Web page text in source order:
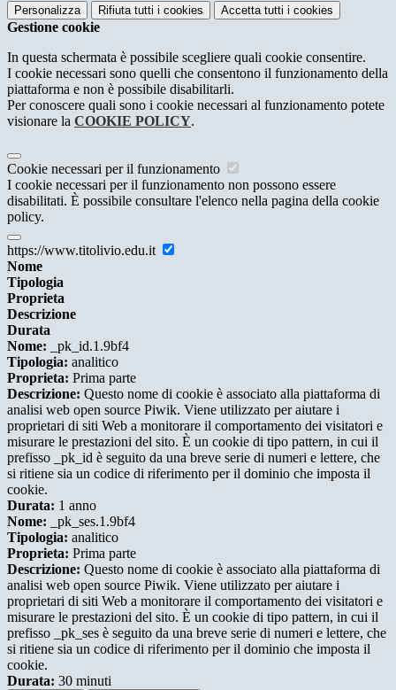
Personalizza Rifiuta tutti i cookies Accetta tutti i cookies
Gestione cookie
In questa schermata è possibile scegliere quali cookie consentire.
I cookie necessari sono quelli che consentono il funzionamento della
piattaforma e non è possibile disabilitarli.
Per conoscere quali sono i cookie necessari al funzionamento potete
visionare la COOKIE POLICY.
Cookie necessari per il funzionamento
I cookie necessari per il funzionamento non possono essere
disabilitati. È possibile consultare l'elenco nella pagina della cookie
policy.
https://www.titolivio.edu.it
Nome
Tipologia
Proprieta
Descrizione
Durata
Nome: _pk_id.1.9bf4
Tipologia: analitico
Proprieta: Prima parte
Descrizione: Questo nome di cookie è associato alla piattaforma di
analisi web open source Piwik. Viene utilizzato per aiutare i
proprietari di siti Web a monitorare il comportamento dei visitatori e
misurare le prestazioni del sito. È un cookie di tipo pattern, in cui il
prefisso _pk_id è seguito da una breve serie di numeri e lettere, che
si ritiene sia un codice di riferimento per il dominio che imposta il
cookie.
Durata: 1 anno
Nome: _pk_ses.1.9bf4
Tipologia: analitico
Proprieta: Prima parte
Descrizione: Questo nome di cookie è associato alla piattaforma di
analisi web open source Piwik. Viene utilizzato per aiutare i
proprietari di siti Web a monitorare il comportamento dei visitatori e
misurare le prestazioni del sito. È un cookie di tipo pattern, in cui il
prefisso _pk_ses è seguito da una breve serie di numeri e lettere, che
si ritiene sia un codice di riferimento per il dominio che imposta il
cookie.
Durata: 30 minuti